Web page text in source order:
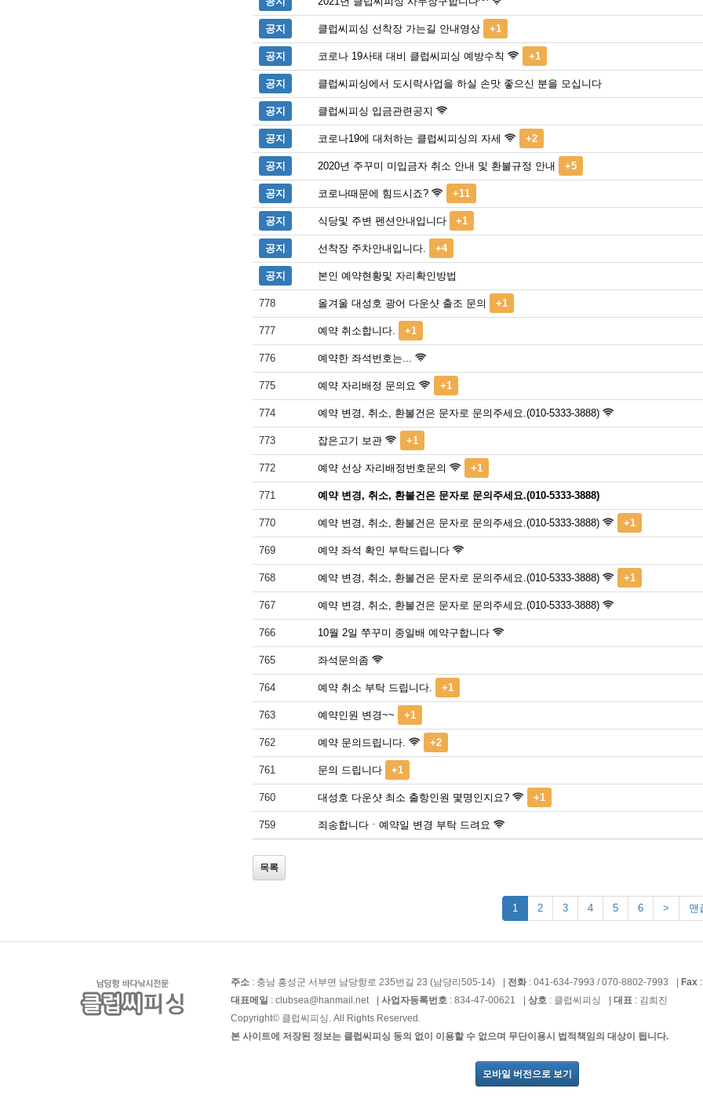
공지 클럽씨피싱 선착장 가는길 안내영상 +1
공지 코로나 19사태 대비 클럽씨피싱 예방수칙 +1
공지 클럽씨피싱에서 도시락사업을 하실 손맛 좋으신 분을 모십니다
공지 클럽씨피싱 입금관련공지
공지 코로나19에 대처하는 클럽씨피싱의 자세 +2
공지 2020년 주꾸미 미입금자 취소 안내 및 환불규정 안내 +5
공지 코로나때문에 힘드시죠? +11
공지 식당및 주변 펜션안내입니다 +1
공지 선착장 주차안내입니다. +4
공지 본인 예약현황및 자리확인방법
778 올겨울 대성호 광어 다운샷 출조 문의 +1
777 예약 취소합니다. +1
776 예약한 좌석번호는...
775 예약 자리배정 문의요 +1
774 예약 변경, 취소, 환불건은 문자로 문의주세요.(010-5333-3888)
773 잡은고기 보관 +1
772 예약 선상 자리배정번호문의 +1
771 예약 변경, 취소, 환불건은 문자로 문의주세요.(010-5333-3888)
770 예약 변경, 취소, 환불건은 문자로 문의주세요.(010-5333-3888) +1
769 예약 좌석 확인 부탁드립니다
768 예약 변경, 취소, 환불건은 문자로 문의주세요.(010-5333-3888) +1
767 예약 변경, 취소, 환불건은 문자로 문의주세요.(010-5333-3888)
766 10월 2일 쭈꾸미 종일배 예약구합니다
765 좌석문의좀
764 예약 취소 부탁 드립니다. +1
763 예약인원 변경~~ +1
762 예약 문의드립니다. +2
761 문의 드립니다 +1
760 대성호 다운샷 최소 출항인원 몇명인지요? +1
759 죄송합니다ㆍ예약일 변경 부탁 드려요
목록
1 2 3 4 5 6 > 맨
주소 : 충남 홍성군 서부면 남당항로 235번길 23 (남당리505-14) 전화 : 041-634-7993 / 070-8802-7993 Fax
대표메일 : clubsea@hanmail.net 사업자등록번호 : 834-47-00621 상호 : 클럽씨피싱 대표 : 김희진
Copyright© 클럽씨피싱. All Rights Reserved.
본 사이트에 저장된 정보는 클럽씨피싱 동의 없이 이용할 수 없으며 무단이용시 법적책임의 대상이 됩니다.
모바일 버전으로 보기